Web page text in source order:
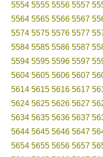
5554 5555 5556 5557
5564 5565 5566 5567
5574 5575 5576 5577
5584 5585 5586 5587
5594 5595 5596 5597
5604 5605 5606 5607
5614 5615 5616 5617
5624 5625 5626 5627
5634 5635 5636 5637
5644 5645 5646 5647
5654 5655 5656 5657